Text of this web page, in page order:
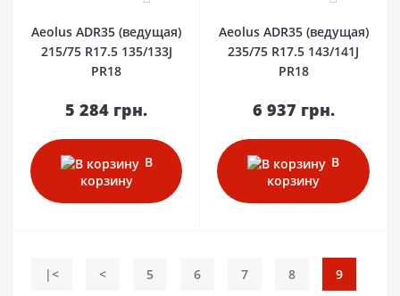
Aeolus ADR35 (ведущая)
215/75 R17.5 135/133J
PR18
5 284 грн.
В
корзину
Aeolus ADR35 (ведущая)
235/75 R17.5 143/141J
PR18
6 937 грн.
В
корзину
|< < 5 6 7 8 9